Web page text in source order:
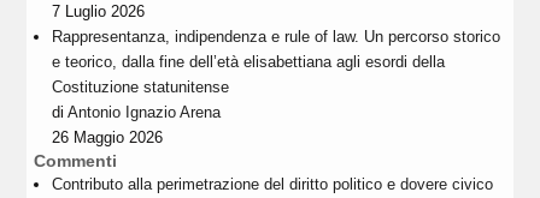
7 Luglio 2026
Rappresentanza, indipendenza e rule of law. Un percorso storico
e teorico, dalla fine dell’età elisabettiana agli esordi della
Costituzione statunitense
diAntonio Ignazio Arena
26 Maggio 2026
Commenti
Contributo alla perimetrazione del diritto politico e dovere civico